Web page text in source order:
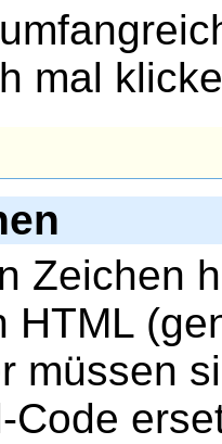
mal
Zeichen
HTML
müssen
Code